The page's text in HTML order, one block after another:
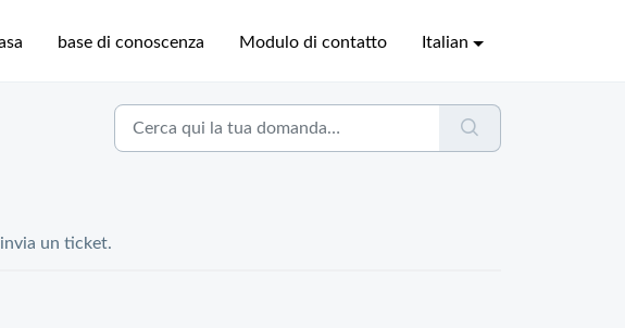
base di conoscenza Modulo di contatto Italian
un ticket.